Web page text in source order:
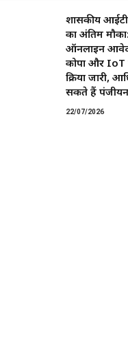
शासकीय
का अंतिम
ऑनलाइन
कोपा और IoT
प्रक्रिया जारी,
सकते हैं
22/07/2026